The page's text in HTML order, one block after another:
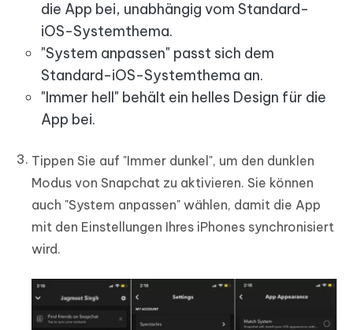
die App bei, unabhängig vom Standard-
iOS-Systemthema.
"System anpassen" passt sich dem
Standard-iOS-Systemthema an.
"Immer hell" behält ein helles Design für die
App bei.
Tippen Sie auf "Immer dunkel", um den dunklen
Modus von Snapchat zu aktivieren. Sie können
auch "System anpassen" wählen, damit die App
mit den Einstellungen Ihres iPhones synchronisiert
wird.